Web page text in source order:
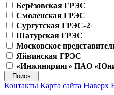
Берёзовская ГРЭС
Смоленская ГРЭС
Сургутская ГРЭС-2
Шатурская ГРЭС
Московское
Яйвинская ГРЭС
«Инжиниринг» ПАО
Контакты Карта сайта Наверх